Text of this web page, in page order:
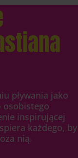
pływania jako
osobistego
inspirującej
każdego, by
nią.